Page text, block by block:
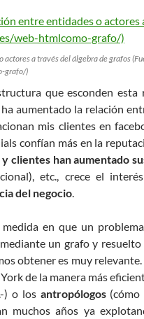
a través del álgebra de grafos
grafo/)
que esconden
aumentado la relación
mis clientes en
confían más en la
clientes han aumentado
etc., crece el
del negocio.
en que un
un grafo y
obtener es muy relevante.
de la manera más
) o los antropólogos(cómo
muchos años ya